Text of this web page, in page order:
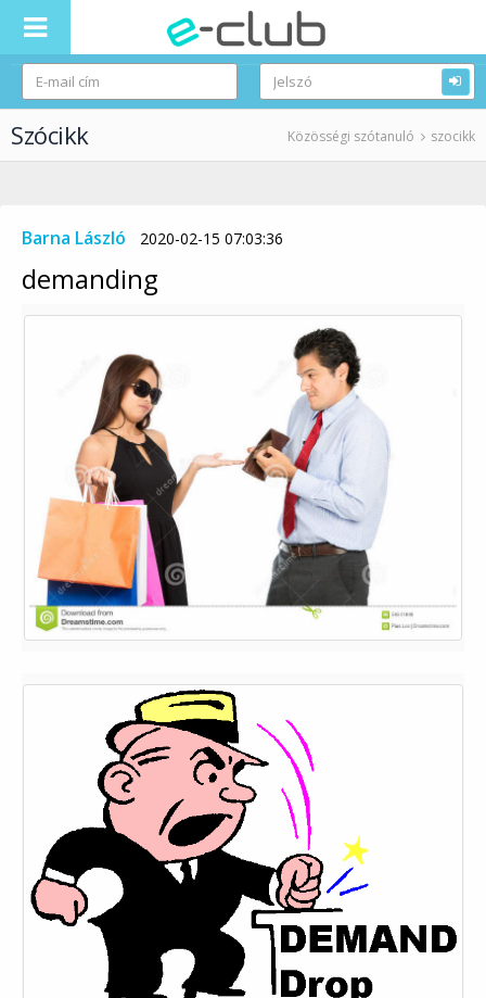
Szócikk Közösségi szótanuló szocikk
Barna László 2020-02-15 07:03:36
demanding